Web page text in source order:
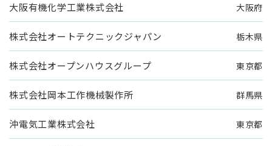
大阪有機化学工業株式会社 大阪府
株式会社オートテクニックジャパン 栃木県
株式会社オープンハウスグループ 東京都
株式会社岡本工作機械製作所 群馬県
沖電気工業株式会社 東京都